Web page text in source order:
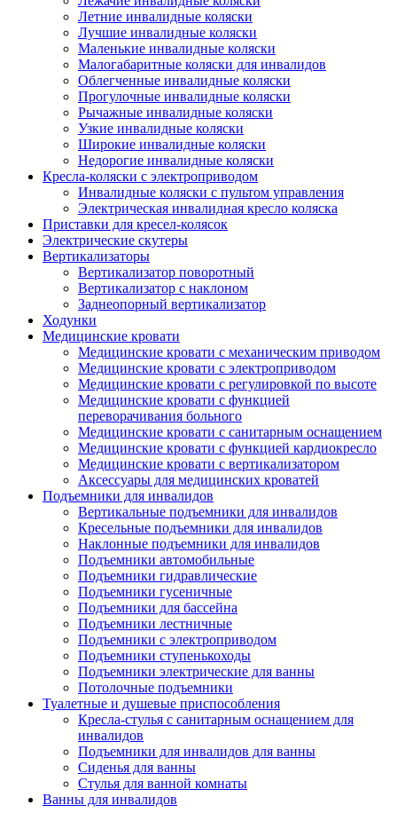
Летние инвалидные коляски
Лучшие инвалидные коляски
Маленькие инвалидные коляски
Малогабаритные коляски для инвалидов
Облегченные инвалидные коляски
Прогулочные инвалидные коляски
Рычажные инвалидные коляски
Узкие инвалидные коляски
Широкие инвалидные коляски
Недорогие инвалидные коляски
Кресла-коляски с электроприводом
Инвалидные коляски с пультом управления
Электрическая инвалидная кресло коляска
Приставки для кресел-колясок
Электрические скутеры
Вертикализаторы
Вертикализатор поворотный
Вертикализатор с наклоном
Заднеопорный вертикализатор
Ходунки
Медицинские кровати
Медицинские кровати с механическим приводом
Медицинские кровати с электроприводом
Медицинские кровати с регулировкой по высоте
Медицинские кровати с функцией
переворачивания больного
Медицинские кровати с санитарным оснащением
Медицинские кровати с функцией кардиокресло
Медицинские кровати с вертикализатором
Аксессуары для медицинских кроватей
Подъемники для инвалидов
Вертикальные подъемники для инвалидов
Кресельные подъемники для инвалидов
Наклонные подъемники для инвалидов
Подъемники автомобильные
Подъемники гидравлические
Подъемники гусеничные
Подъемники для бассейна
Подъемники лестничные
Подъемники с электроприводом
Подъемники ступенькоходы
Подъемники электрические для ванны
Потолочные подъемники
Туалетные и душевые приспособления
Кресла-стулья с санитарным оснащением для
инвалидов
Подъемники для инвалидов для ванны
Сиденья для ванны
Стулья для ванной комнаты
Ванны для инвалидов